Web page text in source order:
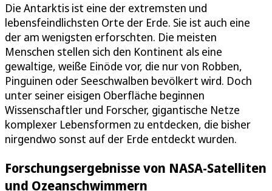
Die Antarktis ist eine der extremsten und
lebensfeindlichsten Orte der Erde. Sie ist auch eine
der am wenigsten erforschten. Die meisten
Menschen stellen sich den Kontinent als eine
gewaltige, weiße Einöde vor, die nur von Robben,
Pinguinen oder Seeschwalben bevölkert wird. Doch
unter seiner eisigen Oberfläche beginnen
Wissenschaftler und Forscher, gigantische Netze
komplexer Lebensformen zu entdecken, die bisher
nirgendwo sonst auf der Erde entdeckt wurden.
Forschungsergebnisse von NASA-Satelliten
und Ozeanschwimmern